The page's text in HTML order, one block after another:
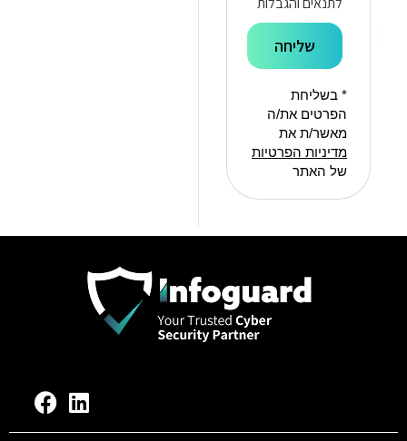
שליחה
* בשליחת
הפרטים את/ה
מאשר/ת את
מדיניות הפרטיות
של האתר